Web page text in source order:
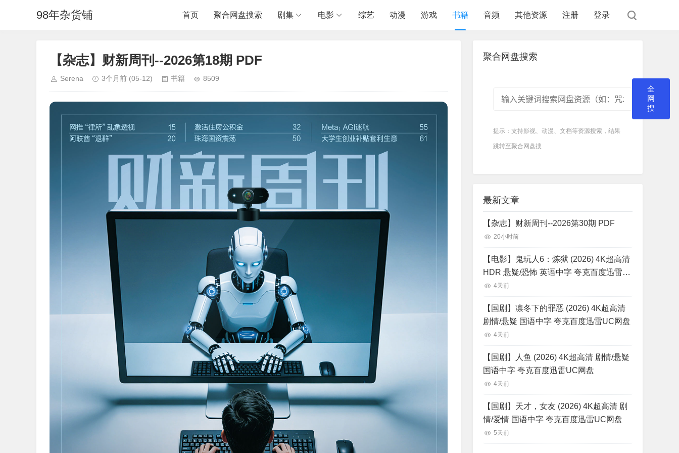
98年杂货铺 首页 聚合网盘搜索 剧集 电影 综艺 动漫 游戏 书籍 音频 其他资源 注册 登录
【杂志】财新周刊--2026第18期 PDF
Serena 3个月前 (05-12) 书籍 8509
聚合网盘搜索
全
网
搜
提示：支持影视、动漫、文档等资源搜索，结果
跳转至聚合网盘搜
最新文章
【杂志】财新周刊--2026第30期 PDF
20小时前
【电影】鬼玩人6：炼狱 (2026) 4K超高清
HDR 悬疑/恐怖 英语中字 夸克百度迅雷
UC网盘
4天前
【国剧】凛冬下的罪恶 (2026) 4K超高清
剧情/悬疑 国语中字 夸克百度迅雷UC网盘
4天前
【国剧】人鱼 (2026) 4K超高清 剧情/悬疑
国语中字 夸克百度迅雷UC网盘
4天前
【国剧】天才，女友 (2026) 4K超高清 剧
情/爱情 国语中字 夸克百度迅雷UC网盘
5天前